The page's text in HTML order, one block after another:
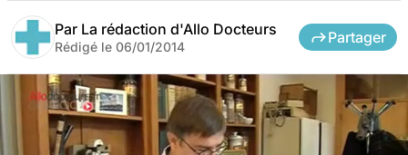
Par La rédaction d'Allo Docteurs
Rédigé le 06/01/2014
Partager